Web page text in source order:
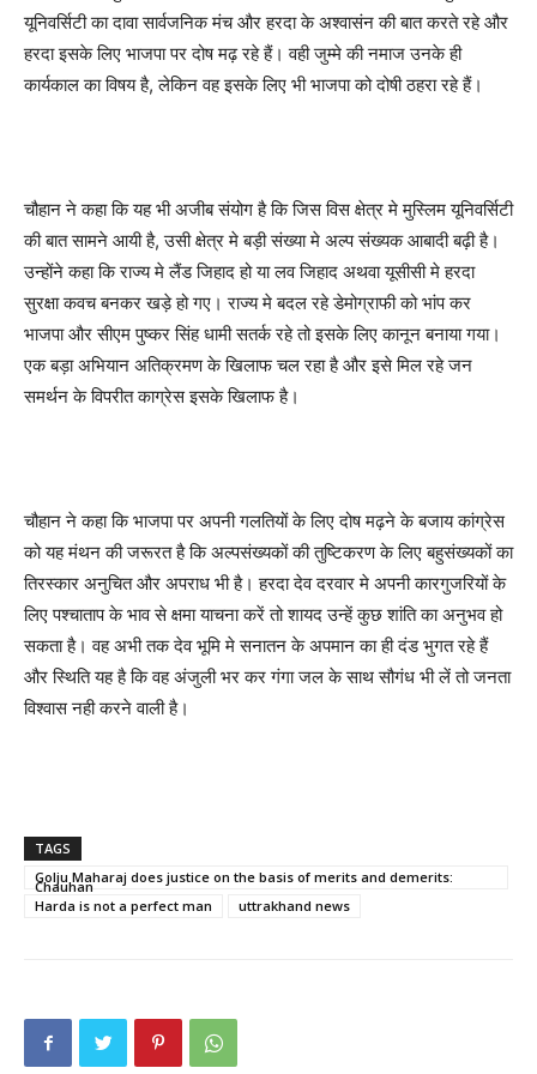
यूनिवर्सिटी का दावा सार्वजनिक मंच और हरदा के अश्वासंन की बात करते रहे और
हरदा इसके लिए भाजपा पर दोष मढ़ रहे हैं। वही जुम्मे की नमाज उनके ही
कार्यकाल का विषय है, लेकिन वह इसके लिए भी भाजपा को दोषी ठहरा रहे हैं।
चौहान ने कहा कि यह भी अजीब संयोग है कि जिस विस क्षेत्र मे मुस्लिम यूनिवर्सिटी
की बात सामने आयी है, उसी क्षेत्र मे बड़ी संख्या मे अल्प संख्यक आबादी बढ़ी है।
उन्होंने कहा कि राज्य मे लैंड जिहाद हो या लव जिहाद अथवा यूसीसी मे हरदा
सुरक्षा कवच बनकर खड़े हो गए। राज्य मे बदल रहे डेमोग्राफी को भांप कर
भाजपा और सीएम पुष्कर सिंह धामी सतर्क रहे तो इसके लिए कानून बनाया गया।
एक बड़ा अभियान अतिक्रमण के खिलाफ चल रहा है और इसे मिल रहे जन
समर्थन के विपरीत काग्रेस इसके खिलाफ है।
चौहान ने कहा कि भाजपा पर अपनी गलतियों के लिए दोष मढ़ने के बजाय कांग्रेस
को यह मंथन की जरूरत है कि अल्पसंख्यकों की तुष्टिकरण के लिए बहुसंख्यकों का
तिरस्कार अनुचित और अपराध भी है। हरदा देव दरवार मे अपनी कारगुजरियों के
लिए पश्चाताप के भाव से क्षमा याचना करें तो शायद उन्हें कुछ शांति का अनुभव हो
सकता है। वह अभी तक देव भूमि मे सनातन के अपमान का ही दंड भुगत रहे हैं
और स्थिति यह है कि वह अंजुली भर कर गंगा जल के साथ सौगंध भी लें तो जनता
विश्वास नही करने वाली है।
TAGS
Golju Maharaj does justice on the basis of merits and demerits:
Chauhan
Harda is not a perfect man
uttrakhand news